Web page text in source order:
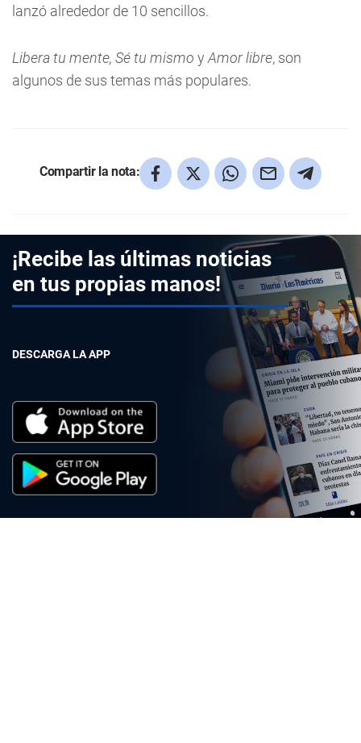
lanzó alrededor de 10 sencillos.
Libera tu mente, Sé tu mismo y Amor libre, son
algunos de sus temas más populares.
Compartir la nota:
¡Recibe las últimas noticias
en tus propias manos!
DESCARGA LA APP